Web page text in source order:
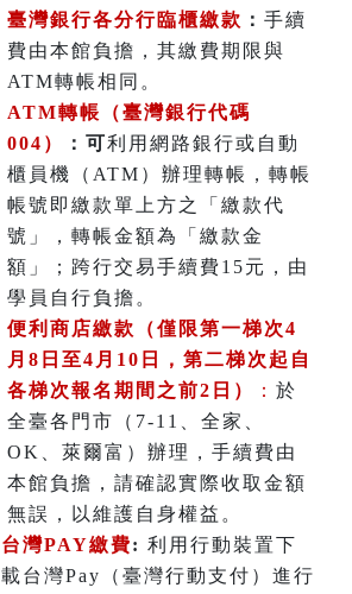
臺灣銀行各分行臨櫃繳款 ： 手續
費由本館負擔，其繳費期限與
ATM轉帳相同。
ATM轉帳（臺灣銀行代碼
004）
：可利用網路銀行或自動
櫃員機（ATM）辦理轉帳，轉帳
帳號即繳款單上方之「繳款代
號」，轉帳金額為「繳款金
額」；跨行交易手續費15元，由
學員自行負擔。
便利商店繳款（僅限第一梯次4
月8日至4月10日，第二梯次起自
各梯次報名期間之前2日）
： 於
全臺各門市（7-11、全家、
OK、萊爾富）辦理 ， 手續費由
本館負擔，請確認實際收取金額
無誤，以維護自身權益。
台灣PAY繳費: 利用行動裝置下
載台灣Pay（臺灣行動支付）進行